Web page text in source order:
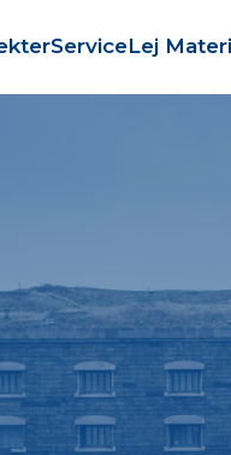
ServiceLej